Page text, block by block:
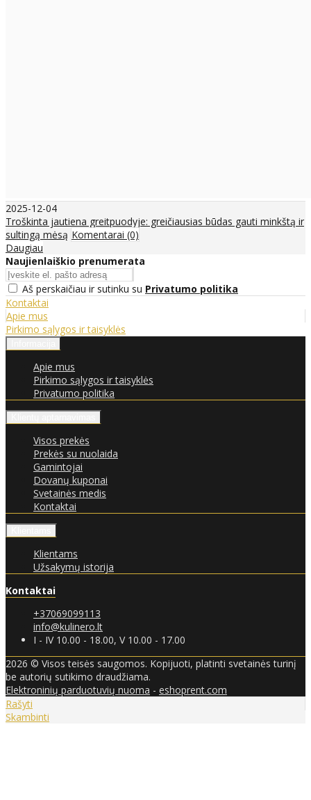
2025-12-04
Troškinta jautiena greitpuodyje: greičiausias būdas gauti minkštą ir
sultingą mėsą Komentarai (0)
Daugiau
Naujienlaiškio prenumerata
Aš perskaičiau ir sutinku su Privatumo politika
Kontaktai
Apie mus
Pirkimo sąlygos ir taisyklės
Apie mus
Pirkimo sąlygos ir taisyklės
Privatumo politika
Visos prekės
Prekės su nuolaida
Gamintojai
Dovanų kuponai
Svetainės medis
Kontaktai
Klientams
Užsakymų istorija
Kontaktai
+37069099113
info@kulinero.lt
I - IV 10.00 - 18.00, V 10.00 - 17.00
2026 © Visos teisės saugomos. Kopijuoti, platinti svetainės turinį
be autorių sutikimo draudžiama.
Elektroninių parduotuvių nuoma - eshoprent.com
Rašyti
Skambinti